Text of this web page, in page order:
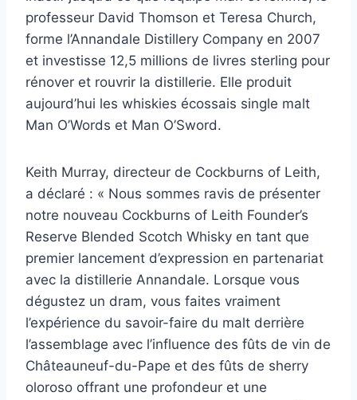
professeur David Thomson et Teresa Church,
forme l’Annandale Distillery Company en 2007
et investisse 12,5 millions de livres sterling pour
rénover et rouvrir la distillerie. Elle produit
aujourd’hui les whiskies écossais single malt
Man O’Words et Man O’Sword.
Keith Murray, directeur de Cockburns of Leith,
a déclaré : « Nous sommes ravis de présenter
notre nouveau Cockburns of Leith Founder’s
Reserve Blended Scotch Whisky en tant que
premier lancement d’expression en partenariat
avec la distillerie Annandale. Lorsque vous
dégustez un dram, vous faites vraiment
l’expérience du savoir-faire du malt derrière
l’assemblage avec l’influence des fûts de vin de
Châteauneuf-du-Pape et des fûts de sherry
oloroso offrant une profondeur et une